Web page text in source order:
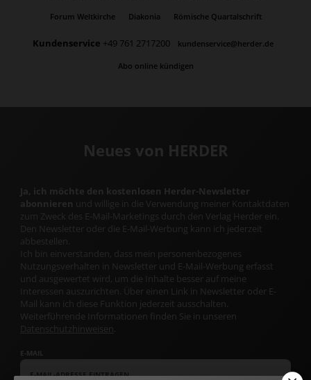
Forum Weltkirche Diakonia Römische Quartalschrift
Kundenservice +49 761 2717200 kundenservice@herder.de
Abo online kündigen
Neues von HERDER
Ja, ich möchte den kostenlosen Herder-Newsletter
abonnieren und willige in die Verwendung meiner Kontaktdaten
zum Zweck des E-Mail-Marketings durch den Verlag Herder ein.
Den Newsletter oder die E-Mail-Werbung kann ich jederzeit
abbestellen.
Ich bin einverstanden, dass mein personenbezogenes
Nutzungsverhalten in Newsletter und E-Mail-Werbung erfasst
und ausgewertet wird, um die Inhalte besser auf meine
Interessen auszurichten. Über einen Link in Newsletter oder E-
Mail kann ich diese Funktion jederzeit ausschalten.
Weiterführende Informationen finden Sie in unseren
Datenschutzhinweisen
E-MAIL